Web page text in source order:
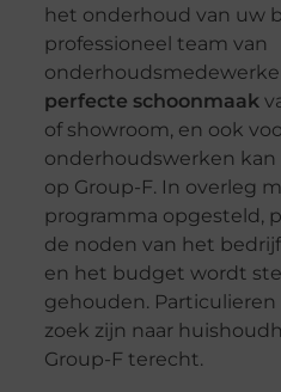
het onderhoud van uw
professioneel team van
perfecte schoonmaak
of showroom, en ook
onderhoudswerken
op Group-F. In overleg
programma opgesteld,
de noden van het
en het budget wordt
gehouden.
zoek zijn naar
Group-F terecht.